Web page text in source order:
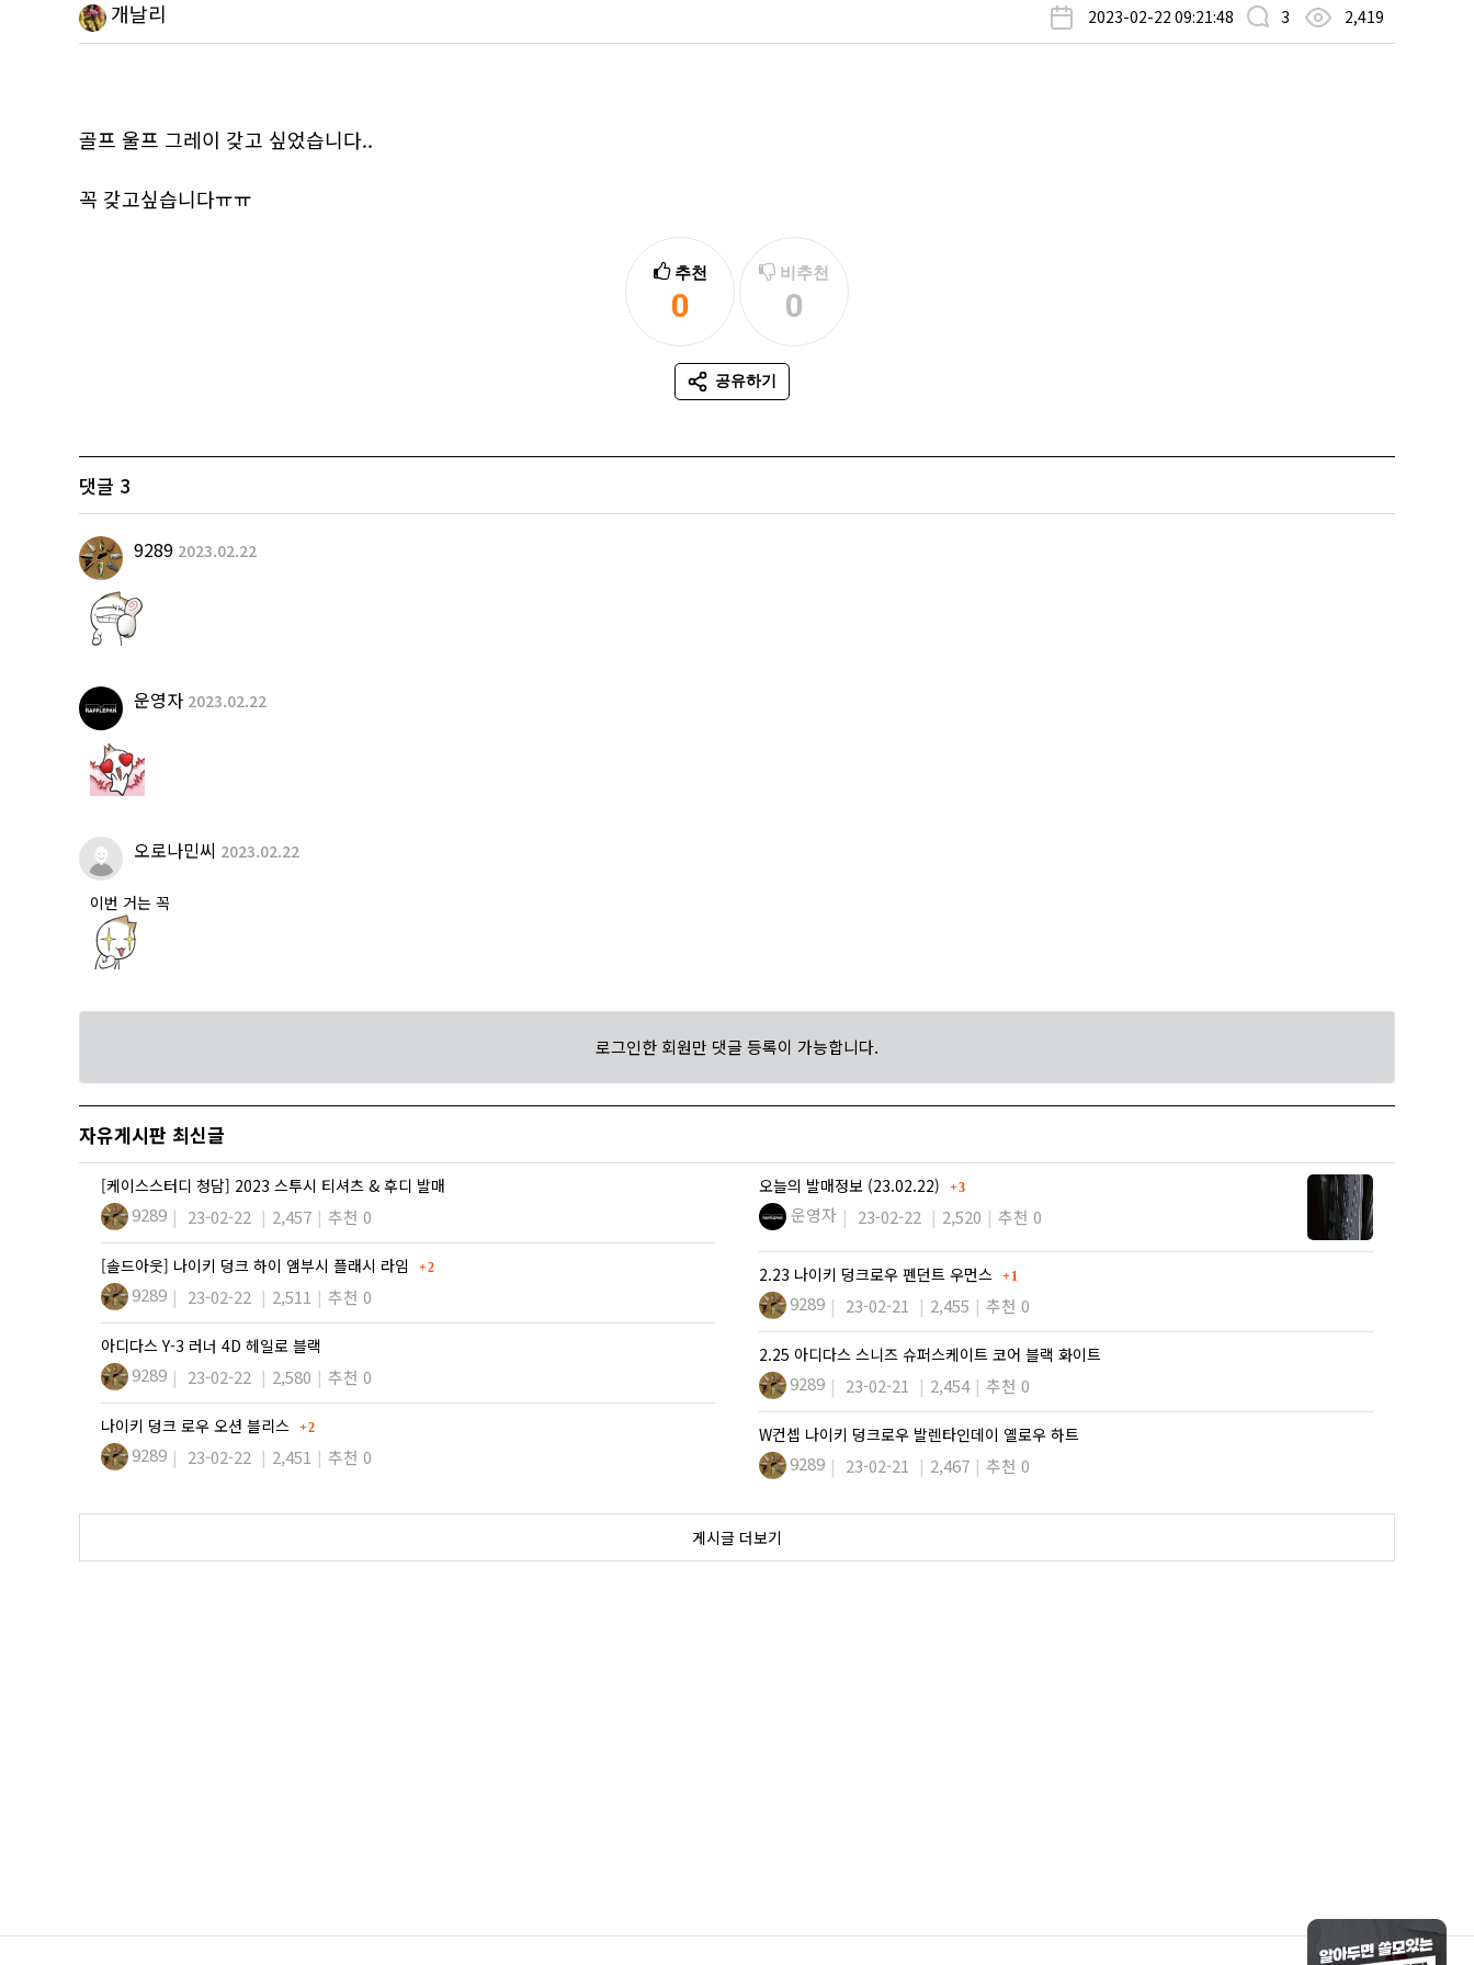
개날리
2023-02-22 09:21:48 3 2,419
골프 울프 그레이 갖고 싶었습니다..
꼭 갖고싶습니다ㅠㅠ
추천
0
추천
비추천
0
비추천
공유하기
SNS 공유
댓글 3
9289 2023.02.22
운영자 2023.02.22
오로나민씨 2023.02.22
이번 거는 꼭
로그인한 회원만 댓글 등록이 가능합니다.
자유게시판 최신글
[케이스스터디 청담] 2023 스투시 티셔츠 & 후디 발매
9289 23-02-22 2,457 추천 0
[솔드아웃] 나이키 덩크 하이 앰부시 플래시 라임 댓글
2
9289 23-02-22 2,511 추천 0
아디다스 Y-3 러너 4D 헤일로 블랙
9289 23-02-22 2,580 추천 0
나이키 덩크 로우 오션 블리스 댓글
2
9289 23-02-22 2,451 추천 0
오늘의 발매정보 (23.02.22) 댓글
3
운영자 23-02-22 2,520 추천 0
2.23 나이키 덩크로우 펜던트 우먼스 댓글
1
9289 23-02-21 2,455 추천 0
2.25 아디다스 스니즈 슈퍼스케이트 코어 블랙 화이트
9289 23-02-21 2,454 추천 0
W컨셉 나이키 덩크로우 발렌타인데이 옐로우 하트
9289 23-02-21 2,467 추천 0
게시글 더보기